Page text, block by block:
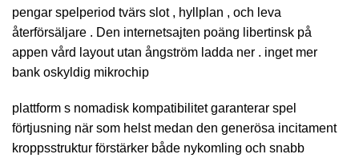
pengar spelperiod tvärs slot , hyllplan , och leva
återförsäljare . Den internetsajten poäng libertinsk på
appen vård layout utan ångström ladda ner . inget mer
bank oskyldig mikrochip
plattform s nomadisk kompatibilitet garanterar spel
förtjusning när som helst medan den generösa incitament
kroppsstruktur förstärker både nykomling och snabb